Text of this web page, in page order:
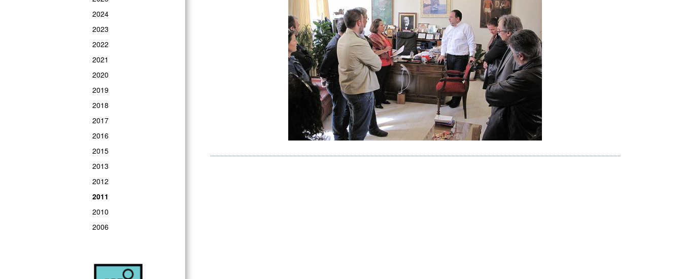
2024
2023
2022
2021
2020
2019
2018
2017
2016
2015
2013
2012
2011
2010
2006